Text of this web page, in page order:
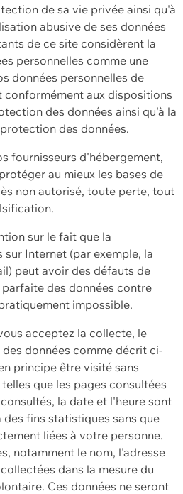
de sa vie privée ainsi qu'à
abusive de ses données
de ce site considèrent la
personnelles comme une
données personnelles de
conformément aux dispositions
des données ainsi qu'à la
des données.
fournisseurs d'hébergement,
au mieux les bases de
non autorisé, toute perte, tout
sur le fait que la
Internet (par exemple, la
peut avoir des défauts de
des données contre
impossible.
acceptez la collecte, le
données comme décrit ci-
principe être visité sans
que les pages consultées
la date et l'heure sont
fins statistiques sans que
liées à votre personne.
notamment le nom, l'adresse
dans la mesure du
Ces données ne seront